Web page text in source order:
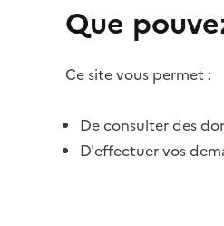
Que
Ce site vous permet :
De consulter des
D'effectuer vos